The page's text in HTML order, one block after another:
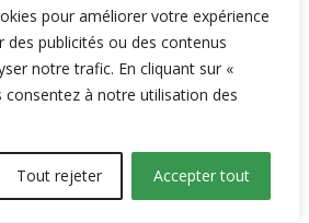
pour améliorer votre expérience
des publicités ou des contenus
notre trafic. En cliquant sur «
consentez à notre utilisation des
Tout rejeter Accepter tout